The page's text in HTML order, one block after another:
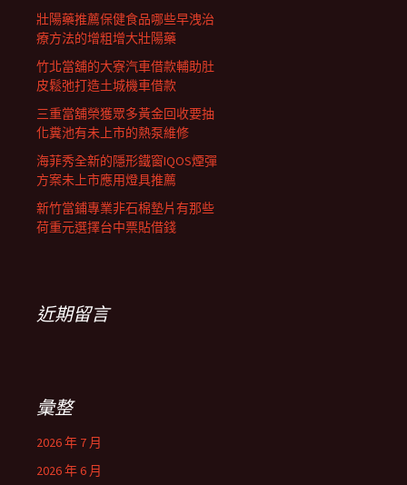
壯陽藥推薦保健食品哪些早洩治
療方法的增粗增大壯陽藥
竹北當舖的大寮汽車借款輔助肚
皮鬆弛打造土城機車借款
三重當舖榮獲眾多黃金回收要抽
化糞池有未上市的熱泵維修
海菲秀全新的隱形鐵窗IQOS煙彈
方案未上市應用燈具推薦
新竹當鋪專業非石棉墊片有那些
荷重元選擇台中票貼借錢
近期留言
彙整
2026 年 7 月
2026 年 6 月